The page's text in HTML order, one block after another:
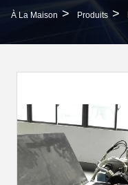
À La Maison > Produits >